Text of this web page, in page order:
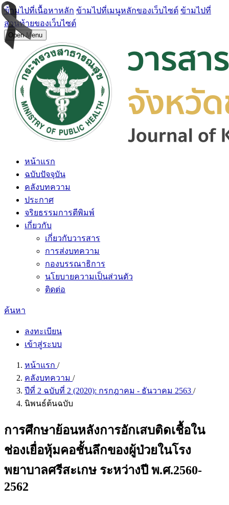
ข้ามไปที่เนื้อหาหลัก ข้ามไปที่เมนูหลักของเว็บไซต์ ข้ามไปที่
ส่วนท้ายของเว็บไซต์
Open Menu
หน้าแรก
ฉบับปัจจุบัน
คลังบทความ
ประกาศ
จริยธรรมการตีพิมพ์
เกี่ยวกับ
เกี่ยวกับวารสาร
การส่งบทความ
กองบรรณาธิการ
นโยบายความเป็นส่วนตัว
ติดต่อ
ค้นหา
ลงทะเบียน
เข้าสู่ระบบ
หน้าแรก /
คลังบทความ /
ปีที่ 2 ฉบับที่ 2 (2020): กรกฎาคม - ธันวาคม 2563 /
นิพนธ์ต้นฉบับ
การศึกษาย้อนหลังการอักเสบติดเชื้อใน
ช่องเยื่อหุ้มคอชั้นลึกของผู้ป่วยในโรง
พยาบาลศรีสะเกษ ระหว่างปี พ.ศ.2560-
2562